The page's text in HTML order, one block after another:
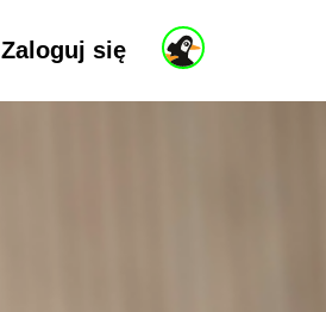
Zaloguj się